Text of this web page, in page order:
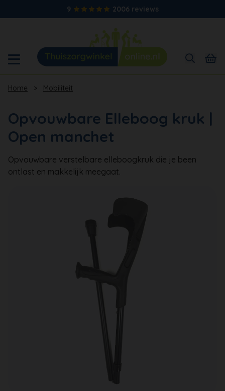
9 2006 reviews
Home > Mobiliteit
Opvouwbare Elleboog kruk |
Open manchet
Opvouwbare verstelbare elleboogkruk die je been
ontlast en makkelijk meegaat.